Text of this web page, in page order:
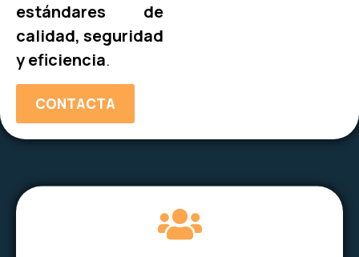
estándares de
calidad, seguridad
y eficiencia.
CONTACTA